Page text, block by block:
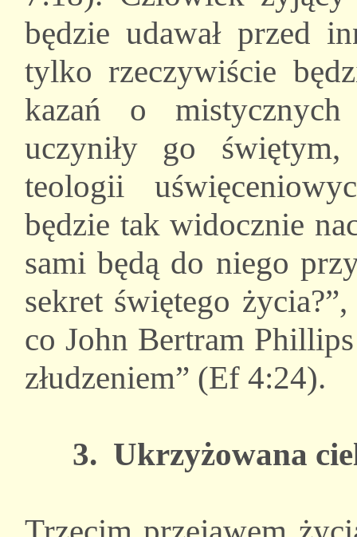
będzie udawał przed
tylko rzeczywiście
kazań o
uczyniły go
teologii
będzie tak widocznie
sami będą do niego
sekret świętego
co John Bertram
złudzeniem” (Ef 4:24).
3. Ukrzyżowana